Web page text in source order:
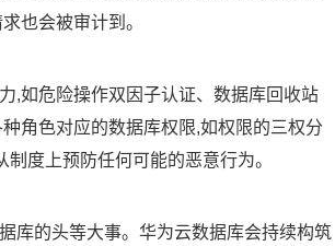
也会被审计到。
,如危险操作双因子认证、数据库回收站
角色对应的数据库权限,如权限的三权分
度上预防任何可能的恶意行为。
库的头等大事。华为云数据库会持续构筑